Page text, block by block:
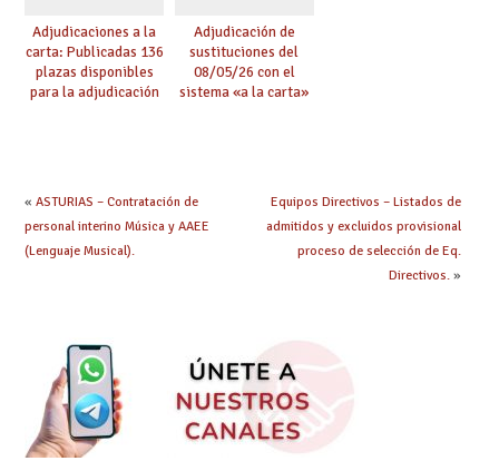
Adjudicaciones a la
carta: Publicadas 136
plazas disponibles
para la adjudicación
Adjudicación de
sustituciones del
08/05/26 con el
sistema «a la carta»
« ASTURIAS – Contratación de
personal interino Música y AAEE
(Lenguaje Musical).
Equipos Directivos – Listados de
admitidos y excluidos provisional
proceso de selección de Eq.
Directivos.»